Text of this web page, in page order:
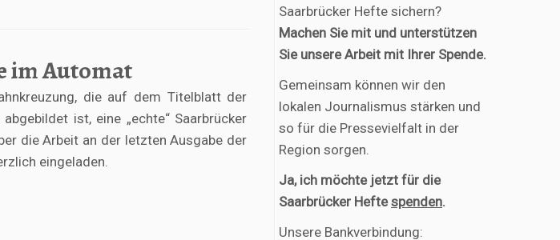
im Automat
die auf dem Titelblatt der
ist, eine „echte“ Saarbrücker
die Arbeit an der letzten Ausgabe der
eingeladen.
Saarbrücker Hefte sichern?
Machen Sie mit und unterstützen
Sie unsere Arbeit mit Ihrer Spende.
Gemeinsam können wir den
lokalen Journalismus stärken und
so für die Pressevielfalt in der
Region sorgen.
Ja, ich möchte jetzt für die
Saarbrücker Heftespenden.
Unsere Bankverbindung: